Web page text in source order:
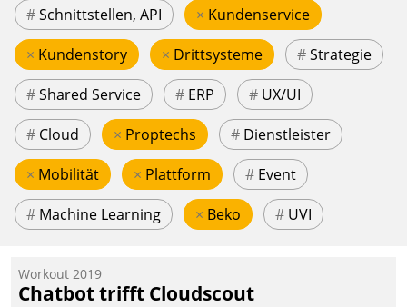
#Schnittstellen, API × Kundenservice
× Kundenstory × Drittsysteme #Strategie
#Shared Service # ERP # UX/UI
# Cloud × Proptechs # Dienstleister
× Mobilität × Plattform # Event
# Machine Learning × Beko # UVI
Workout 2019
Chatbot trifft Cloudscout